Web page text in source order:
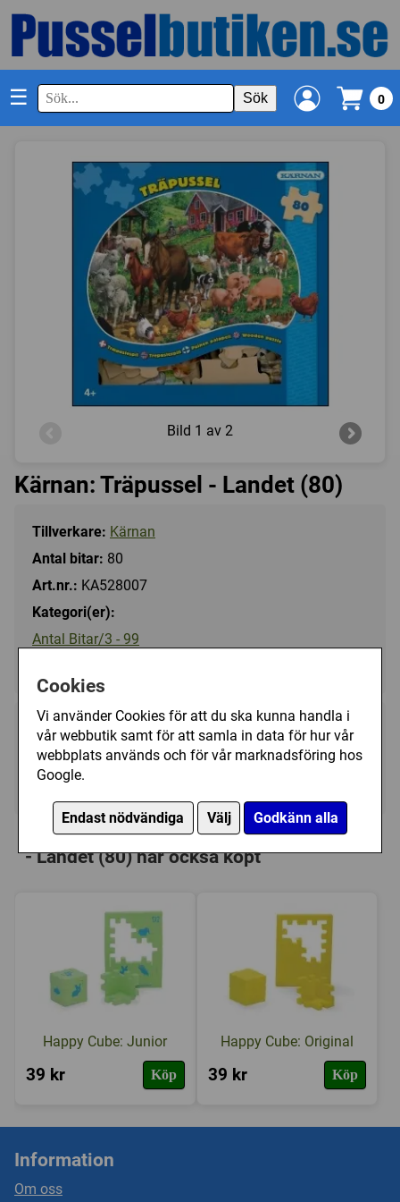
Cookies
Vi använder Cookies för att du ska kunna handla i
vår webbutik samt för att samla in data för hur vår
webbplats används och för vår marknadsföring hos
Google.
Endast nödvändiga Välj Godkänn alla
☰ Sök 0
Bild 1 av 2
Kärnan: Träpussel - Landet (80)
Tillverkare: Kärnan
Antal bitar: 80
Art.nr.: KA528007
Kategori(er):
Antal Bitar/3 - 99
125 kr Utgått
Ej tillgänglig
Personer som har köpt Kärnan: Träpussel
- Landet (80) har också köpt
Happy Cube: Junior
39 kr Köp
Happy Cube: Original
39 kr Köp
Information
Om oss